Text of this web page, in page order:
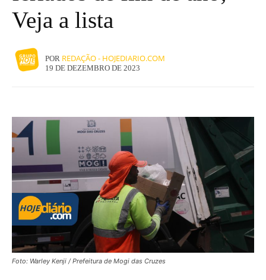
Veja a lista
POR REDAÇÃO - HOJEDIARIO.COM
19 DE DEZEMBRO DE 2023
Foto: Warley Kenji / Prefeitura de Mogi das Cruzes